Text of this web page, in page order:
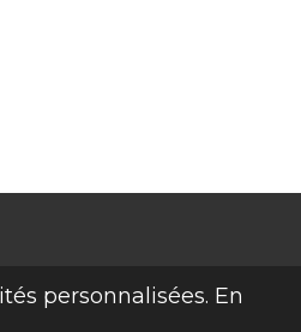
personnalisées. En